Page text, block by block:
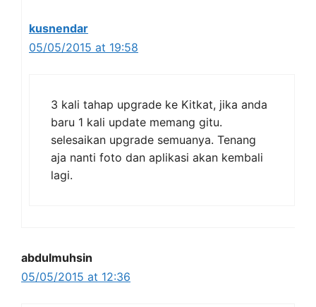
kusnendar
05/05/2015 at 19:58
3 kali tahap upgrade ke Kitkat, jika anda
baru 1 kali update memang gitu.
selesaikan upgrade semuanya. Tenang
aja nanti foto dan aplikasi akan kembali
lagi.
abdulmuhsin
05/05/2015 at 12:36